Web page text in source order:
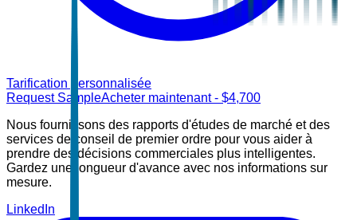
Tarification personnalisée
Request SampleAcheter maintenant- $4,700
Nous fournissons des rapports d'études de marché et des
services de conseil de premier ordre pour vous aider à
prendre des décisions commerciales plus intelligentes.
Gardez une longueur d'avance avec nos informations sur
mesure.
LinkedIn